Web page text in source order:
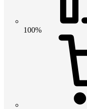
100%